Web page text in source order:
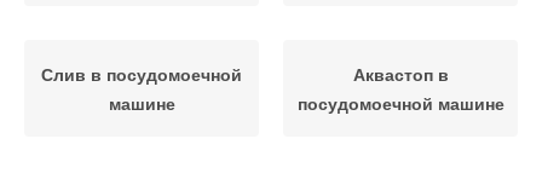
Слив в посудомоечной
машине
Аквастоп в
посудомоечной машине